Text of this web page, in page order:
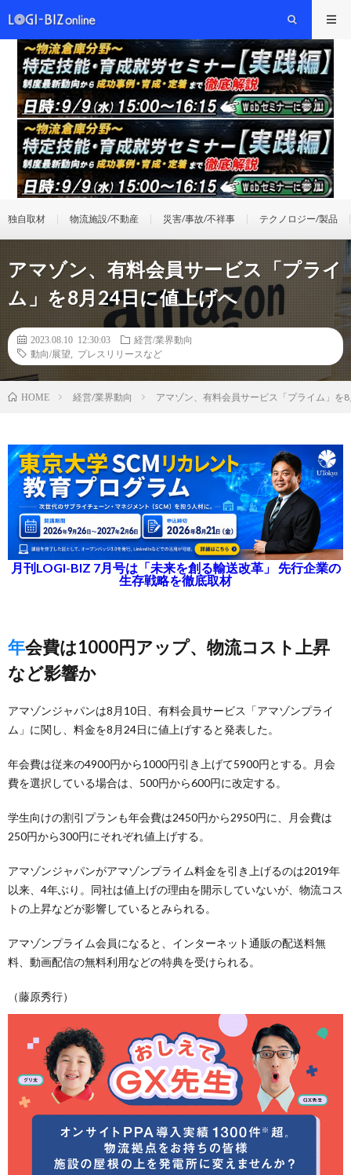
独自取材 物流施設/不動産 災害/事故/不祥事 テクノロジー/製品
アマゾン、有料会員サービス「プライ
ム」を8月24日に値上げへ
2023.08.10 12:30:03
経営/業界動向
動向/展望
プレスリリースなど
HOME 経営/業界動向 アマゾン、有料会員サービス「プライム」を
月刊LOGI-BIZ 7月号は「未来を創る輸送改革」 先行企業の
生存戦略を徹底取材
年会費は1000円アップ、物流コスト上昇
など影響か
アマゾンジャパンは8月10日、有料会員サービス「アマゾンプライ
ム」に関し、料金を8月24日に値上げすると発表した。
年会費は従来の4900円から1000円引き上げて5900円とする。月会
費を選択している場合は、500円から600円に改定する。
学生向けの割引プランも年会費は2450円から2950円に、月会費は
250円から300円にそれぞれ値上げする。
アマゾンジャパンがアマゾンプライム料金を引き上げるのは2019年
以来、4年ぶり。同社は値上げの理由を開示していないが、物流コス
トの上昇などが影響しているとみられる。
アマゾンプライム会員になると、インターネット通販の配送料無
料、動画配信の無料利用などの特典を受けられる。
（藤原秀行）